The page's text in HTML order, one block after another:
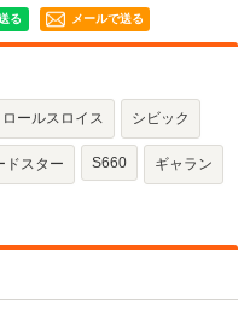
メールで送る
ロールスロイス シビック
ドスター S660 ギャラン